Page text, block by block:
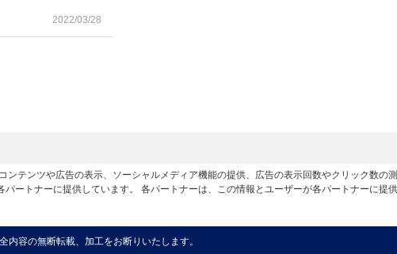
2022/03/28
テンツや広告の表示、ソーシャルメディア機能の提供、広告の表示回数やクリック数
ートナーに提供しています。 各パートナーは、この情報とユーザーが各パートナーに
容の無断転載、加工をお断りいたします。